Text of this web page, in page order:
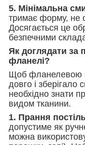
5. Мінімальна
тримає форму, не
Досягається це
безпечними
Як доглядати за
фланелі?
Щоб фланелевою
довго і зберігало
необхідно знати
видом тканини.
1. Прання
допустиме як
можна